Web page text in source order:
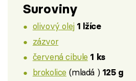
Suroviny
olivový olej 1 lžíce
zázvor
červená cibule 1 ks
brokolice (mladá ) 125 g